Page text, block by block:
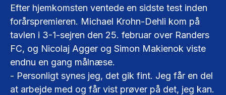
Efter hjemkomsten ventede en sidste test inden
forårspremieren. Michael Krohn-Dehli kom på
tavlen i 3-1-sejren den 25. februar over Randers
FC, og Nicolaj Agger og Simon Makienok viste
endnu en gang målnæse.
- Personligt synes jeg, det gik fint. Jeg får en del
at arbejde med og får vist prøver på det, jeg kan.